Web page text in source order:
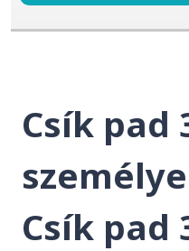
Csík pad
Csík pad